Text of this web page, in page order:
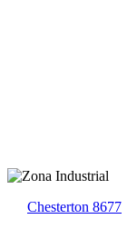
Chesterton 8677